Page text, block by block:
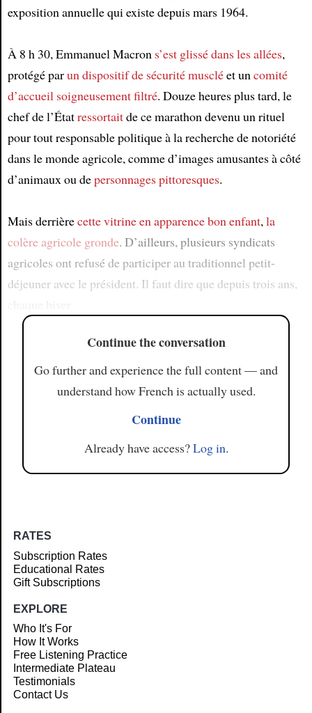
exposition annuelle qui existe depuis mars 1964.
À 8 h 30, Emmanuel Macron s’est glissé dans les allées,
protégé parun dispositif de sécurité muscléet uncomité
d’accueil soigneusement filtré. Douze heures plus tard, le
chef de l’Étatressortaitde ce marathon devenu un rituel
pour tout responsable politique à la recherche de notoriété
dans le monde agricole, comme d’images amusantes à côté
d’animaux ou depersonnages pittoresques.
Mais derrièrecette vitrine en apparence bon enfant,la
colère agricole gronde. D’ailleurs, plusieurs syndicats
agricoles ont refusé de participer au traditionnel petit-
déjeuner avec le président. Il faut dire que depuis trois ans,
Continue the conversation
Go further and experience the full content — and
understand how French is actually used.
Continue
Already have access?Log in.
RATES
Subscription Rates
Educational Rates
Gift Subscriptions
EXPLORE
Who It's For
How It Works
Free Listening Practice
Intermediate Plateau
Testimonials
Contact Us